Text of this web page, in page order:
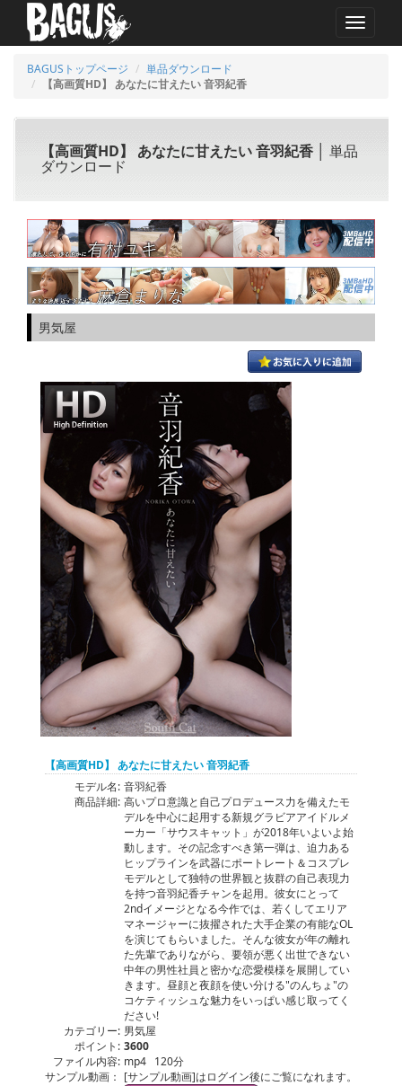
MENU
BAGUSトップページ
単品ダウンロード
【高画質HD】 あなたに甘えたい 音羽紀香
【高画質HD】 あなたに甘えたい 音羽紀香│ 単品
ダウンロード
男気屋
【高画質HD】 あなたに甘えたい 音羽紀香
モデル名: 音羽紀香
商品詳細: 高いプロ意識と自己プロデュース力を備えたモ
デルを中心に起用する新規グラビアアイドルメ
ーカー「サウスキャット」が2018年いよいよ始
動します。その記念すべき第一弾は、迫力ある
ヒップラインを武器にポートレート＆コスプレ
モデルとして独特の世界観と抜群の自己表現力
を持つ音羽紀香チャンを起用。彼女にとって
2ndイメージとなる今作では、若くしてエリア
マネージャーに抜擢された大手企業の有能なOL
を演じてもらいました。そんな彼女が年の離れ
た先輩でありながら、要領が悪く出世できない
中年の男性社員と密かな恋愛模様を展開してい
きます。昼顔と夜顔を使い分ける"のんちょ"の
コケティッシュな魅力をいっぱい感じ取ってく
ださい!
カテゴリー: 男気屋
ポイント: 3600
ファイル内容: mp4 120分
サンプル動画： [サンプル動画]はログイン後にご覧になれます。